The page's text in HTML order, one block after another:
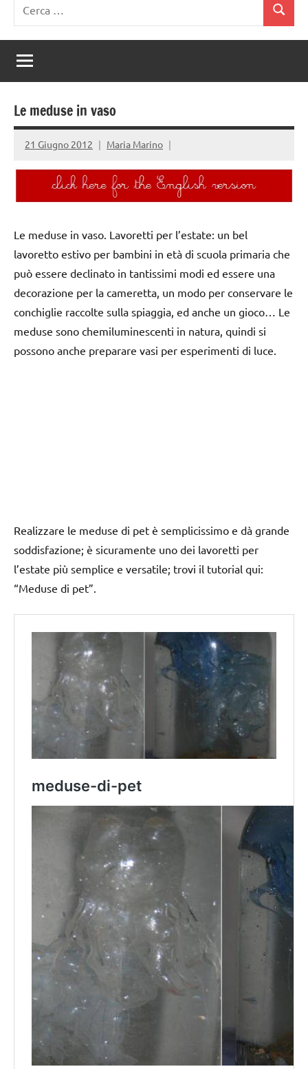
per:
Cerca
Le meduse in vaso
21 Giugno 2012 Maria Marino
Le meduse in vaso. Lavoretti per l’estate: un bel
lavoretto estivo per bambini in età di scuola primaria che
può essere declinato in tantissimi modi ed essere una
decorazione per la cameretta, un modo per conservare le
conchiglie raccolte sulla spiaggia, ed anche un gioco… Le
meduse sono chemiluminescenti in natura, quindi si
possono anche preparare vasi per esperimenti di luce.
Realizzare le meduse di pet è semplicissimo e dà grande
soddisfazione; è sicuramente uno dei lavoretti per
l’estate più semplice e versatile; trovi il tutorial qui:
“Meduse di pet”.